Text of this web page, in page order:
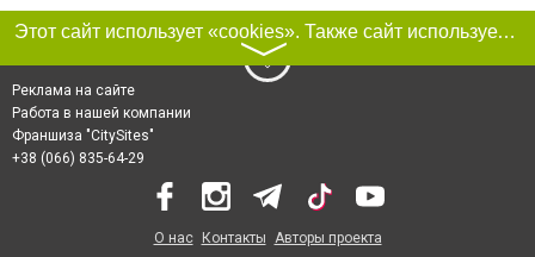
Этот сайт использует «cookies». Также сайт использует интернет-сервис для сбора технических данных касательно посетителей с целью получения маркетинговой и статистической информации. Условия обработки данных посетителей сайта см.
〉
Реклама на сайте
Работа в нашей компании
Франшиза "CitySites"
+38 (066) 835-64-29
О нас Контакты Авторы проекта